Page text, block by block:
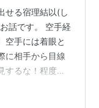
せる宿理結以(し
話です。 空手経
空手には着眼と
に相手から目線
するな！程度の
いう精神でし